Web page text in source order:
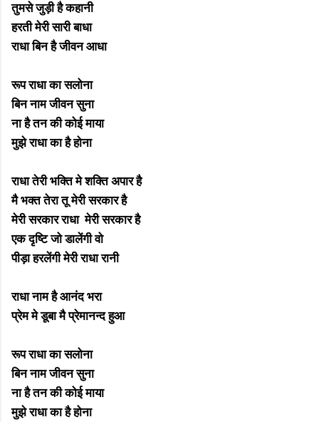
तुमसे जुड़ी है कहानी
हरती मेरी सारी बाधा
राधा बिन है जीवन आधा
रूप राधा का सलोना
बिन नाम जीवन सुना
ना है तन की कोई माया
मुझे राधा का है होना
राधा तेरी भक्ति मे शक्ति अपार है
मै भक्त तेरा तू मेरी सरकार है
मेरी सरकार राधा मेरी सरकार है
एक दृष्टि जो डालेंगी वो
पीड़ा हरलेंगी मेरी राधा रानी
राधा नाम है आनंद भरा
प्रेम मे डूबा मै प्रेमानन्द हुआ
रूप राधा का सलोना
बिन नाम जीवन सुना
ना है तन की कोई माया
मुझे राधा का है होना